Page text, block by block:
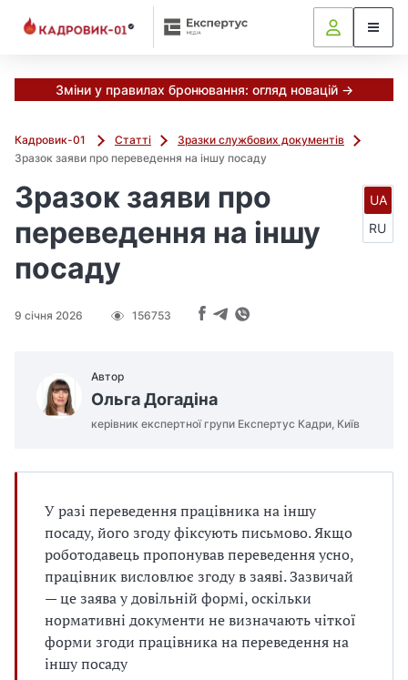
Зміни у правилах бронювання: огляд новацій →
Кадровик-01 Статті
Зразки службових документів
Зразок заяви про переведення на іншу посаду
Зразок заяви про
переведення на іншу
посаду
9 січня 2026 156753
UA
RU
Автор
Ольга Догадіна
керівник експертної групи Експертус Кадри, Київ
У разі переведення працівника на іншу
посаду, його згоду фіксують письмово. Якщо
роботодавець пропонував переведення усно,
працівник висловлює згоду в заяві. Зазвичай
— це заява у довільній формі, оскільки
нормативні документи не визначають чіткої
форми згоди працівника на переведення на
іншу посаду